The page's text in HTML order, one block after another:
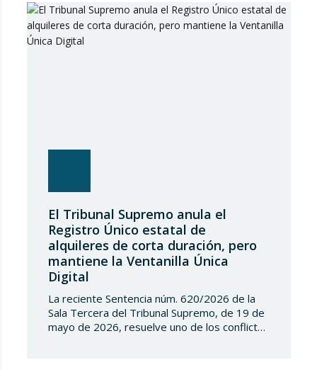
implica obligaciones administrativas de alta y
cotización, sino…
El Tribunal Supremo anula el
Registro Único estatal de
alquileres de corta duración, pero
mantiene la Ventanilla Única
Digital
La reciente Sentencia núm. 620/2026 de la
Sala Tercera del Tribunal Supremo, de 19 de
mayo de 2026, resuelve uno de los conflictos